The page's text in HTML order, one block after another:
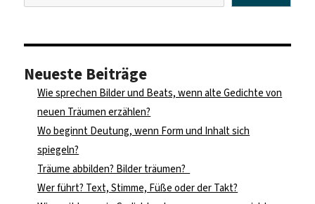
Neueste Beiträge
Wie sprechen Bilder und Beats, wenn alte Gedichte von
neuen Träumen erzählen?
Wo beginnt Deutung, wenn Form und Inhalt sich
spiegeln?
Träume abbilden? Bilder träumen?
Wer führt? Text, Stimme, Füße oder der Takt?